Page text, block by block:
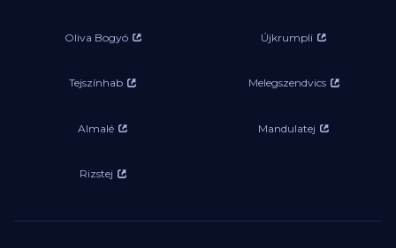
Oliva Bogyó Újkrumpli
Tejszínhab Melegszendvics
Almalé Mandulatej
Rizstej